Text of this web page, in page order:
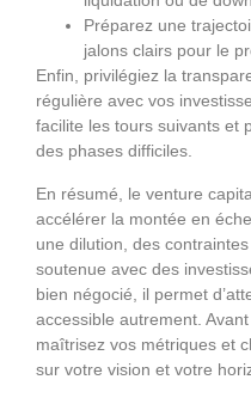
Préparez une
jalons clairs pour le
Enfin, privilégiez la
régulière avec vos
facilite les tours suivants et
des phases difficiles.
En résumé, le venture
accélérer la montée en
une dilution, des
soutenue avec des
bien négocié, il permet
accessible autrement.
maîtrisez vos métriques et
sur votre vision et votre